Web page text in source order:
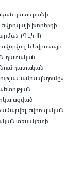
դատարանի
Եվրոպայի խորհրդի
(ԳԼԿ II)
և Եվրոպայի
դատական
դատական
ամրապնդումը»
Եվրոպական
տեսակետի